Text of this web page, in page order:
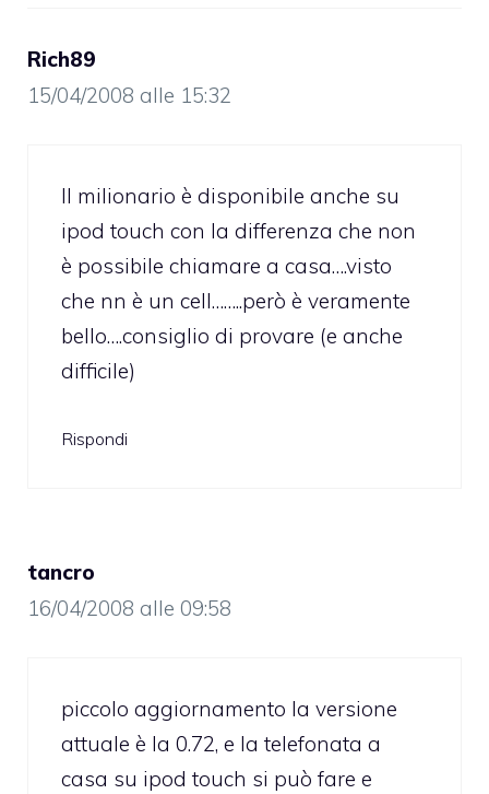
Rich89
15/04/2008 alle 15:32
Il milionario è disponibile anche su
ipod touch con la differenza che non
è possibile chiamare a casa….visto
che nn è un cell……..però è veramente
bello….consiglio di provare (e anche
difficile)
Rispondi
tancro
16/04/2008 alle 09:58
piccolo aggiornamento la versione
attuale è la 0.72, e la telefonata a
casa su ipod touch si può fare e